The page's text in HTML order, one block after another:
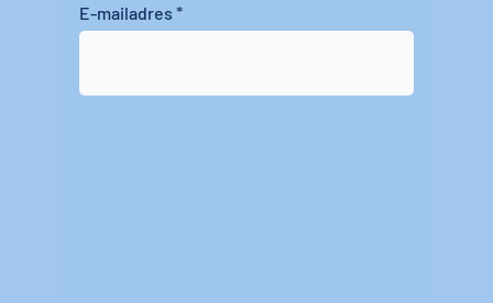
E-mailadres